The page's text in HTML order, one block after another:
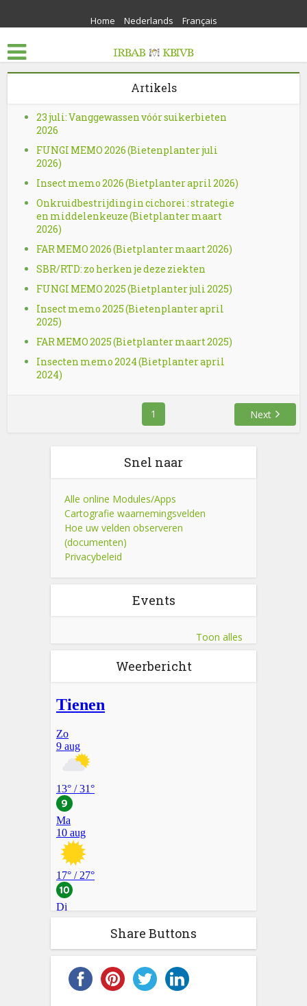
Home Nederlands Français
Artikels
23 juli: Vanggewassen vóór suikerbieten
2026
FUNGI MEMO 2026 (Bietenplanter juli
2026)
Insect memo 2026 (Bietplanter april 2026)
Onkruidbestrijding in cichorei : strategie
en middelenkeuze (Bietplanter maart
2026)
FAR MEMO 2026 (Bietplanter maart 2026)
SBR/RTD: zo herken je deze ziekten
FUNGI MEMO 2025 (Bietplanter juli 2025)
Insect memo 2025 (Bietenplanter april
2025)
FAR MEMO 2025 (Bietplanter maart 2025)
Insecten memo 2024 (Bietplanter april
2024)
1 Next
Snel naar
Alle online Modules/Apps
Cartografie waarnemingsvelden
Hoe uw velden observeren
(documenten)
Privacybeleid
Events
Toon alles
Weerbericht
Share Buttons